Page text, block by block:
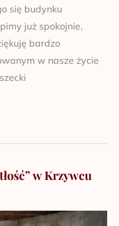
się budynku
już spokojnie,
bardzo
w nasze życie
w Krzywcu